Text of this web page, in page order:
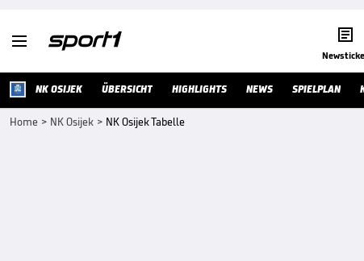
 
NK OSIJEK ÜBERSICHT HIGHLIGHTS NEWS SPIELPLAN
Home > NK Osijek > NK Osijek Tabelle